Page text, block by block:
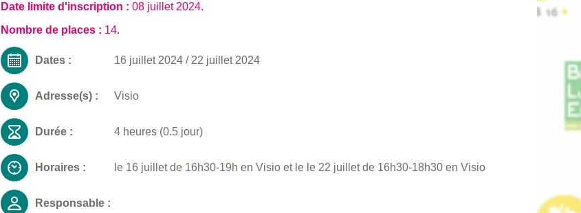
Date limite d'inscription : 08 juillet 2024.
Nombre de places : 14.
Dates : 16 juillet 2024 / 22 juillet 2024
Adresse(s) : Visio
Durée : 4 heures (0.5 jour)
Horaires : le 16 juillet de 16h30-19h en Visio et le le 22 juillet de 16h30-18h30 en Visio
Responsable :